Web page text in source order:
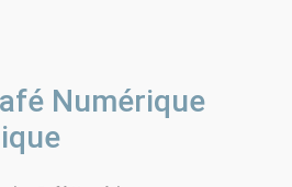
Numérique